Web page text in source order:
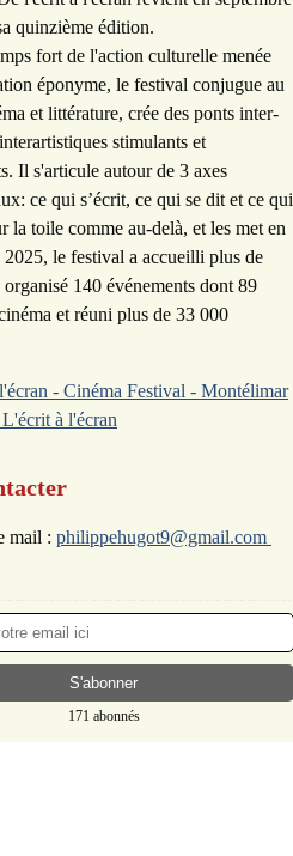
quinzième édition.
fort de l'action culturelle menée
éponyme, le festival conjugue au
et littérature, crée des ponts inter-
stimulants et
Il s'articule autour de 3 axes
ce qui s’écrit, ce qui se dit et ce qui
la toile comme au-delà, et les met en
le festival a accueilli plus de
140 événements dont 89
et réuni plus de 33 000
- Cinéma Festival - Montélimar
à l'écran
mail : philippehugot9@gmail.com
171 abonnés